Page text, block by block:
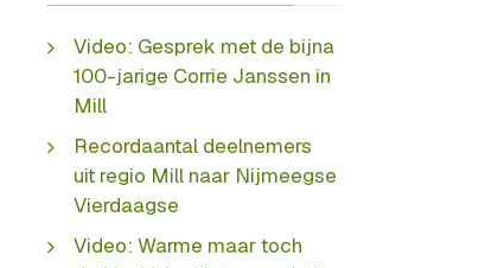
Video: Gesprek met de bijna
100-jarige Corrie Janssen in
Mill
Recordaantal deelnemers
uit regio Mill naar Nijmeegse
Vierdaagse
Video: Warme maar toch